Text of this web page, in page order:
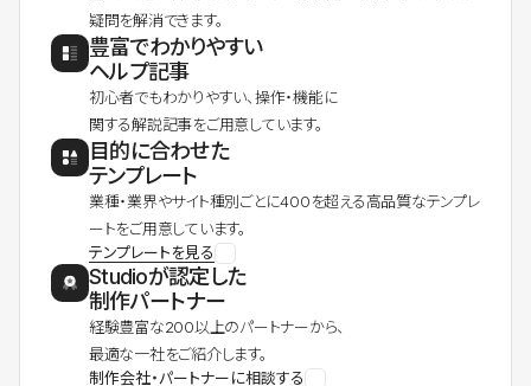
疑問を解消できます。
豊富でわかりやすい
ヘルプ記事
初心者でもわかりやすい、操作・機能に
関する解説記事をご用意しています。
目的に合わせた
テンプレート
業種・業界やサイト種別ごとに400を超える高品質なテンプレ
ートをご用意しています。
テンプレートを見る
Studioが認定した
制作パートナー
経験豊富な200以上のパートナーから、
最適な一社をご紹介します。
制作会社・パートナーに相談する